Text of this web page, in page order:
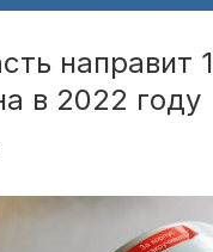
направит
в 2022 году